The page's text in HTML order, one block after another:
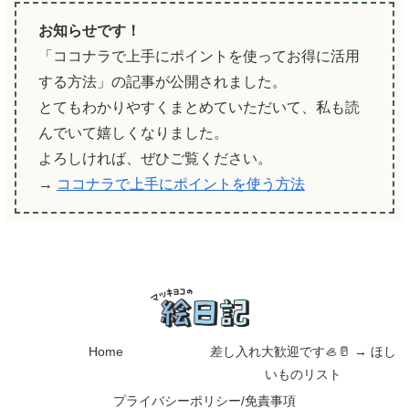
お知らせです！
「ココナラで上手にポイントを使ってお得に活用
する方法」の記事が公開されました。
とてもわかりやすくまとめていただいて、私も読
んでいて嬉しくなりました。
よろしければ、ぜひご覧ください。
→ ココナラで上手にポイントを使う方法
Home
差し入れ大歓迎です🦪🥛 → ほし
いものリスト
プライバシーポリシー/免責事項